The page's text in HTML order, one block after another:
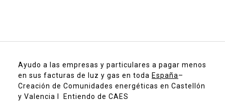
Ayudo a las empresas y particulares a pagar menos
en sus facturas de luz y gas en toda España–
Creación de Comunidades energéticas en Castellón
y Valencia I Entiendo de CAES